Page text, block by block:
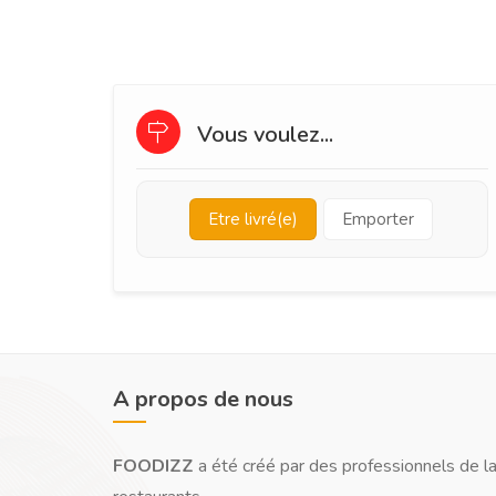
Vous voulez...
Etre livré(e) Emporter
A propos de nous
FOODIZZ a été créé par des professionnels de